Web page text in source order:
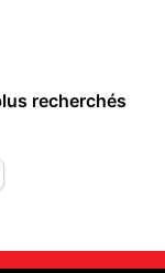
recherchés